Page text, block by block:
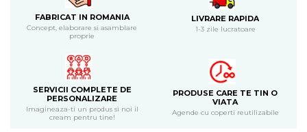
CERCEI ZAMAC
FABRICAT IN ROMANIA
Concept, elaborare si asamblare
proprie
LIVRARE RAPIDA
1-3 zile lucratoare
SERVICII COMPLETE DE
PERSONALIZARE
Imagineaza-ti un produs si noi il
cream pentru tine!
PRODUSE CARE TE TIN O
VIATA
Agende cu coperti reutilizabile